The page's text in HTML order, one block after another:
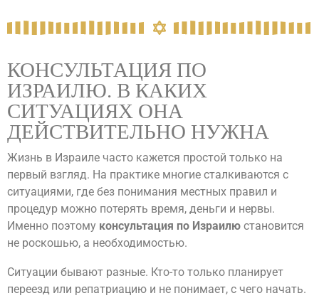
КОНСУЛЬТАЦИЯ ПО
ИЗРАИЛЮ. В КАКИХ
СИТУАЦИЯХ ОНА
ДЕЙСТВИТЕЛЬНО НУЖНА
Жизнь в Израиле часто кажется простой только на
первый взгляд. На практике многие сталкиваются с
ситуациями, где без понимания местных правил и
процедур можно потерять время, деньги и нервы.
Именно поэтому консультация по Израилю становится
не роскошью, а необходимостью.
Ситуации бывают разные. Кто-то только планирует
переезд или репатриацию и не понимает, с чего начать.